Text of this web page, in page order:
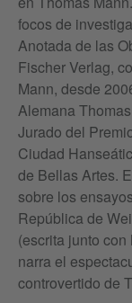
focos de
Anotada de las
Fischer Verlag,
Mann, desde
Alemana
Jurado del
Ciudad
de Bellas Artes.
sobre los
República de
(escrita junto
narra el
controvertido de